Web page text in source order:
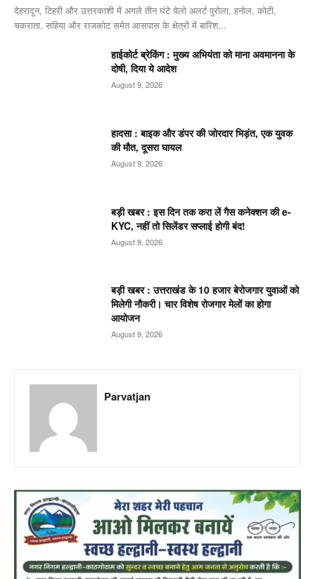
देहरादून, टिहरी और उत्तरकाशी में अगले तीन घंटे येलो अलर्ट पुरोला, हनोल, कोटी,
चकराता, सहिया और राजकोट समेत आसपास के क्षेत्रों में बारिश...
हाईकोर्ट ब्रेकिंग : मुख्य अभियंता को माना अवमानना के
दोषी, दिया ये आदेश
August 9, 2026
हादसा : बाइक और डंपर की जोरदार भिड़ंत, एक युवक
की मौत, दूसरा घायल
August 9, 2026
बड़ी खबर : इस दिन तक करा लें गैस कनेक्शन की e-
KYC, नहीं तो सिलेंडर सप्लाई होगी बंद!
August 9, 2026
बड़ी खबर : उत्तराखंड के 10 हजार बेरोजगार युवाओं को
मिलेगी नौकरी। चार विशेष रोजगार मेलों का होगा
आयोजन
August 9, 2026
Parvatjan